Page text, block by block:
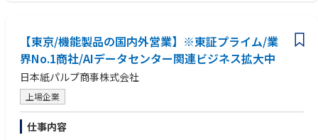
【東京/機能製品の国内外営業】※東証プライム/業
界No.1商社/AIデータセンター関連ビジネス拡大中
日本紙パルプ商事株式会社
上場企業
仕事内容